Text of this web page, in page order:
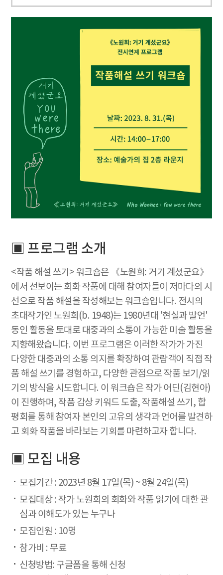
▣ 프로그램 소개
<작품 해설 쓰기> 워크숍은 《노원희: 거기 계셨군요》
에서 선보이는 회화 작품에 대해 참여자들이 저마다의 시
선으로 작품 해설을 작성해보는 워크숍입니다. 전시의
초대작가인 노원희(b. 1948)는 1980년대 '현실과 발언'
동인 활동을 토대로 대중과의 소통이 가능한 미술 활동을
지향해왔습니다. 이번 프로그램은 이러한 작가가 가진
다양한 대중과의 소통 의지를 확장하여 관람객이 직접 작
품 해설 쓰기를 경험하고, 다양한 관점으로 작품 보기/읽
기의 방식을 시도합니다. 이 워크숍은 작가 어딘(김현아)
이 진행하며, 작품 감상 키워드 도출, 작품해설 쓰기, 합
평회를 통해 참여자 본인의 고유의 생각과 언어를 발견하
고 회화 작품을 바라보는 기회를 마련하고자 합니다.
▣ 모집 내용
모집기간 : 2023년 8월 17일(목) ~ 8월 24일(목)
모집대상 : 작가 노원희의 회화와 작품 읽기에 대한 관
심과 이해도가 있는 누구나
모집인원 : 10명
참가비 : 무료
신청방법: 구글폼을 통해 신청